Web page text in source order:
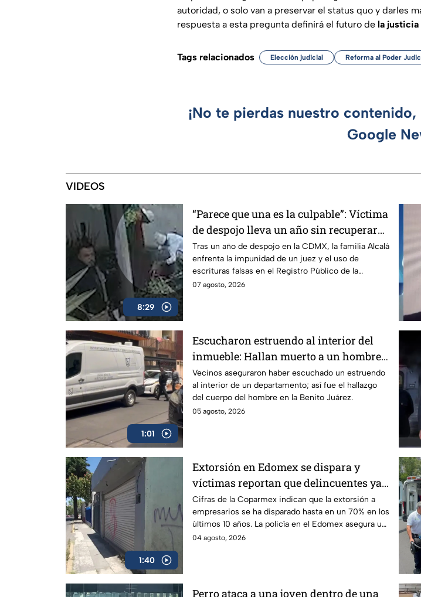
autoridad, o solo van a preservar el status quo y darles
respuesta a esta pregunta definirá el futuro de la justicia
Tags relacionados Elección judicial Reforma al Poder
¡No te pierdas nuestro
Google
VIDEOS
8:29
“Parece que una es la culpable”: Víctima
de despojo lleva un año sin recuperar
su casa ante la indiferencia de las
autoridades
Tras un año de despojo en la CDMX, la familia Alcalá
enfrenta la impunidad de un juez y el uso de
escrituras falsas en el Registro Público de la
Propiedad.
07 agosto, 2026
1:01
Escucharon estruendo al interior del
inmueble: Hallan muerto a un hombre
en departamento de San Simón, Benito
Juárez
Vecinos aseguraron haber escuchado un estruendo
al interior de un departamento; así fue el hallazgo
del cuerpo del hombre en la Benito Juárez.
05 agosto, 2026
1:40
Extorsión en Edomex se dispara y
víctimas reportan que delincuentes ya
se meten a los locales
Cifras de la Coparmex indican que la extorsión a
empresarios se ha disparado hasta en un 70% en los
últimos 10 años. La policía en el Edomex asegura un
avance contra grupos dedicados a este delito.
04 agosto, 2026
Perro ataca a una joven dentro de una